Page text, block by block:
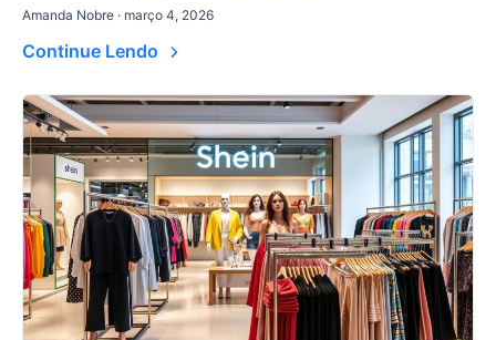
Amanda Nobre · março 4, 2026
Continue Lendo